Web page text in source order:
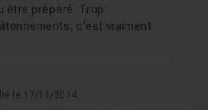
être préparé. Trop
c'est vraiment
le 17/11/2014